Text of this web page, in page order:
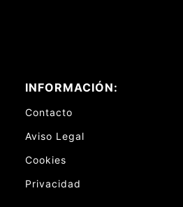
INFORMACIÓN:
Contacto
Aviso Legal
Cookies
Privacidad